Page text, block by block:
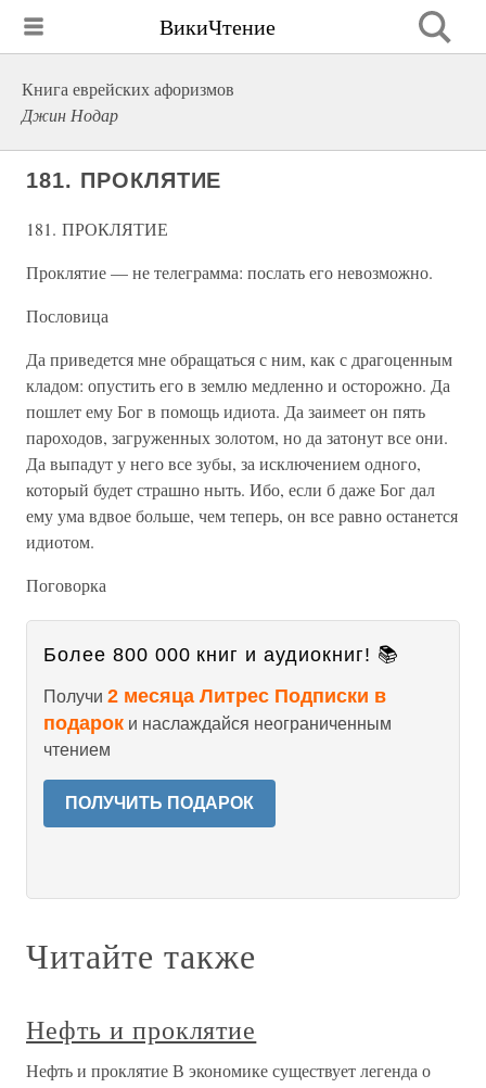
ВикиЧтение
Книга еврейских афоризмов
Джин Нодар
181. ПРОКЛЯТИЕ
181. ПРОКЛЯТИЕ
Проклятие — не телеграмма: послать его невозможно.
Пословица
Да приведется мне обращаться с ним, как с драгоценным
кладом: опустить его в землю медленно и осторожно. Да
пошлет ему Бог в помощь идиота. Да заимеет он пять
пароходов, загруженных золотом, но да затонут все они.
Да выпадут у него все зубы, за исключением одного,
который будет страшно ныть. Ибо, если б даже Бог дал
ему ума вдвое больше, чем теперь, он все равно останется
идиотом.
Поговорка
Более 800 000 книг и аудиокниг! 📚
Получи 2 месяца Литрес Подписки в
подарок и наслаждайся неограниченным
чтением
ПОЛУЧИТЬ ПОДАРОК
Читайте также
Нефть и проклятие
Нефть и проклятие В экономике существует легенда о